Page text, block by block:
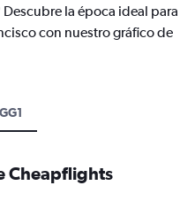
la época ideal para
con nuestro gráfico de
Cheapflights